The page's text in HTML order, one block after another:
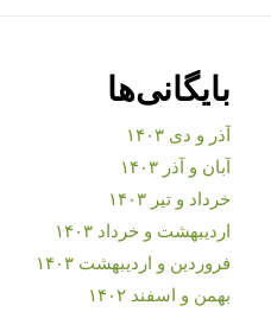
بایگانی‌ها
آذر و دی ۱۴۰۳
آبان و آذر ۱۴۰۳
خرداد و تیر ۱۴۰۳
اردیبهشت و خرداد ۱۴۰۳
فروردین و اردیبهشت ۱۴۰۳
بهمن و اسفند ۱۴۰۲